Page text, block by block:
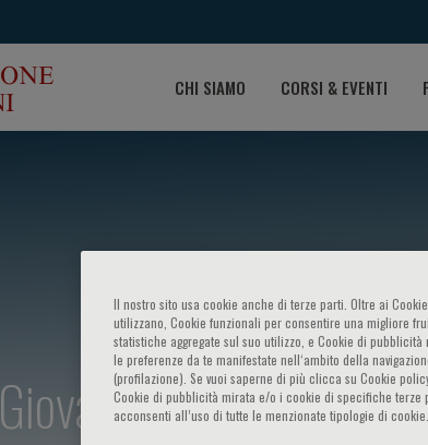
CHI SIAMO CORSI & EVENTI
Giovanni Marconi
Il nostro sito usa cookie anche di terze parti. Oltre ai
utilizzano, Cookie funzionali per consentire una migliore
statistiche aggregate sul suo utilizzo, e Cookie di
le preferenze da te manifestate nell‘ambito della
(profilazione). Se vuoi saperne di più clicca su Cookie
Cookie di pubblicità mirata e/o i cookie di specifiche terze
acconsenti all’uso di tutte le menzionate tipologie di cookie.